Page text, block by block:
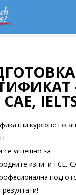
CAE,
курсове по
се успешно за
изпити FCE,
резултати!